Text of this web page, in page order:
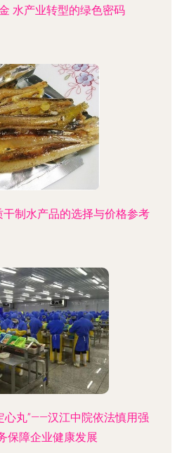
水产业转型的绿色密码
制水产品的选择与价格参考
心丸”——汉江中院依法慎用强
保障企业健康发展